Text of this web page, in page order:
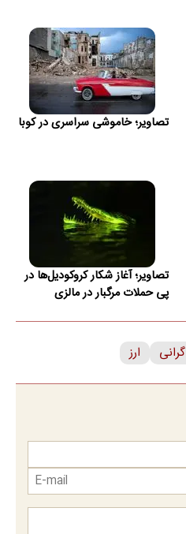
تصاویر؛ خاموشی سراسری در کوبا
تصاویر؛ آغاز شکار کروکودیل‌ها در
پی حملات مرگبار در مالزی
گرانی ارز